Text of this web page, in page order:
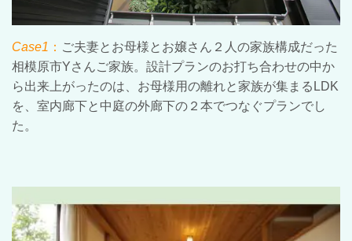
Case1 ： ご夫妻とお母様とお嬢さん２人の家族構成だった
相模原市Yさんご家族。設計プランのお打ち合わせの中か
ら出来上がったのは、お母様用の離れと家族が集まる LDK
を、室内廊下と中庭の外廊下の２本でつなぐプランでし
た。